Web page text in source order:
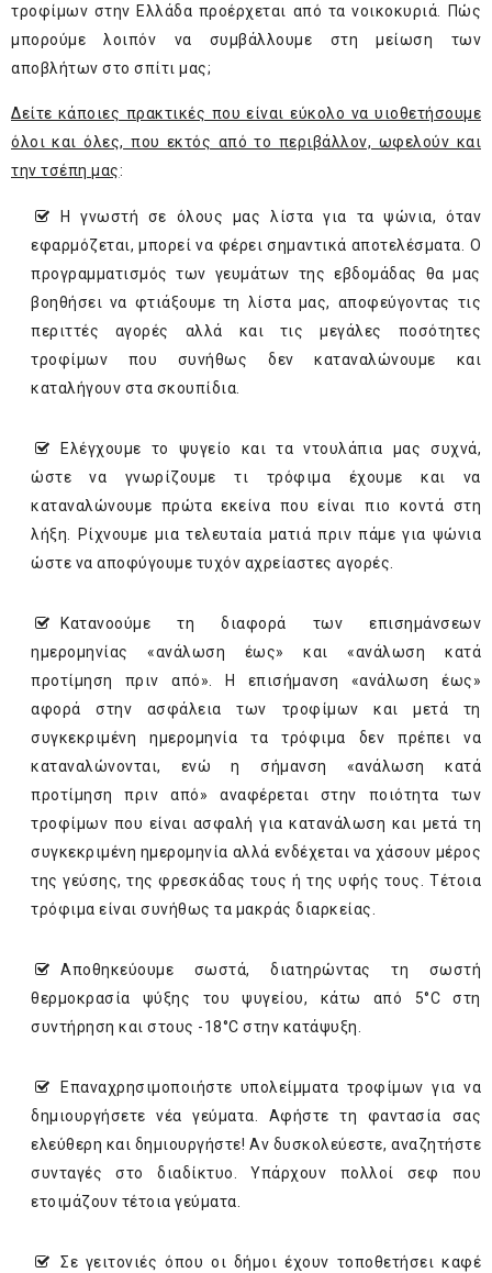
τροφίμων στην Ελλάδα προέρχεται από τα νοικοκυριά. Πώς
μπορούμε λοιπόν να συμβάλλουμε στη μείωση των
αποβλήτων στο σπίτι μας;
Δείτε κάποιες πρακτικές που είναι εύκολο να υιοθετήσουμε
όλοι και όλες, που εκτός από το περιβάλλον, ωφελούν και
την τσέπη μας:
Η γνωστή σε όλους μας λίστα για τα ψώνια, όταν
εφαρμόζεται, μπορεί να φέρει σημαντικά αποτελέσματα. Ο
προγραμματισμός των γευμάτων της εβδομάδας θα μας
βοηθήσει να φτιάξουμε τη λίστα μας, αποφεύγοντας τις
περιττές αγορές αλλά και τις μεγάλες ποσότητες
τροφίμων που συνήθως δεν καταναλώνουμε και
καταλήγουν στα σκουπίδια.
Ελέγχουμε το ψυγείο και τα ντουλάπια μας συχνά,
ώστε να γνωρίζουμε τι τρόφιμα έχουμε και να
καταναλώνουμε πρώτα εκείνα που είναι πιο κοντά στη
λήξη. Ρίχνουμε μια τελευταία ματιά πριν πάμε για ψώνια
ώστε να αποφύγουμε τυχόν αχρείαστες αγορές.
Κατανοούμε τη διαφορά των επισημάνσεων
ημερομηνίας «ανάλωση έως» και «ανάλωση κατά
προτίμηση πριν από». Η επισήμανση «ανάλωση έως»
αφορά στην ασφάλεια των τροφίμων και μετά τη
συγκεκριμένη ημερομηνία τα τρόφιμα δεν πρέπει να
καταναλώνονται, ενώ η σήμανση «ανάλωση κατά
προτίμηση πριν από» αναφέρεται στην ποιότητα των
τροφίμων που είναι ασφαλή για κατανάλωση και μετά τη
συγκεκριμένη ημερομηνία αλλά ενδέχεται να χάσουν μέρος
της γεύσης, της φρεσκάδας τους ή της υφής τους. Τέτοια
τρόφιμα είναι συνήθως τα μακράς διαρκείας.
Αποθηκεύουμε σωστά, διατηρώντας τη σωστή
θερμοκρασία ψύξης του ψυγείου, κάτω από 5°C στη
συντήρηση και στους -18°C στην κατάψυξη.
Επαναχρησιμοποιήστε υπολείμματα τροφίμων για να
δημιουργήσετε νέα γεύματα. Αφήστε τη φαντασία σας
ελεύθερη και δημιουργήστε! Αν δυσκολεύεστε, αναζητήστε
συνταγές στο διαδίκτυο. Υπάρχουν πολλοί σεφ που
ετοιμάζουν τέτοια γεύματα.
Σε γειτονιές όπου οι δήμοι έχουν τοποθετήσει καφέ